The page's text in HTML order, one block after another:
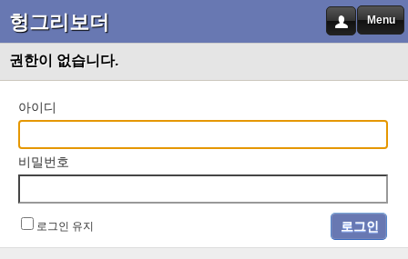
헝그리보더 Menu
권한이 없습니다.
아이디
비밀번호
로그인 유지